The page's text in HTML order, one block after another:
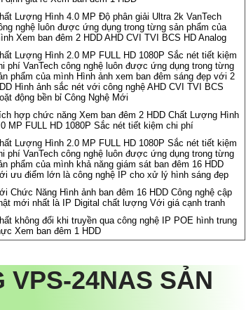
Lượng Hình 4.0 MP Độ phân giải Ultra 2k VanTech
nghệ luôn được ứng dụng trong từng sản phẩm của
Xem ban đêm 2 HDD AHD CVI TVI BCS HD Analog
Lượng Hình 2.0 MP FULL HD 1080P Sắc nét tiết kiệm
phí VanTech công nghệ luôn được ứng dụng trong từng
phẩm của mình Hình ảnh xem ban đêm sáng đẹp với 2
Hình ảnh sắc nét với công nghệ AHD CVI TVI BCS
động bền bỉ Công Nghệ Mới
hợp chức năng Xem ban đêm 2 HDD Chất Lượng Hình
MP FULL HD 1080P Sắc nét tiết kiệm chi phí
Lượng Hình 2.0 MP FULL HD 1080P Sắc nét tiết kiệm
phí VanTech công nghệ luôn được ứng dụng trong từng
phẩm của mình khả năng giám sát ban đêm 16 HDD
ưu điểm lớn là công nghệ IP cho xử lý hình sáng đẹp
Chức Năng Hình ảnh ban đêm 16 HDD Công nghệ cập
mới nhất là IP Digital chất lượng Với giá cạnh tranh
không đổi khi truyền qua công nghệ IP POE hình trung
Xem ban đêm 1 HDD
VPS-24NAS SẢN